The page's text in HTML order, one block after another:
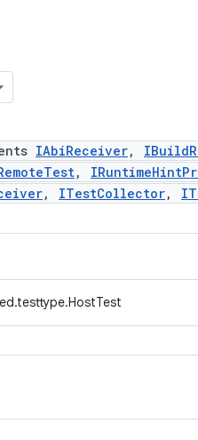
IAbiReceiver,
,
, ITestCollector,